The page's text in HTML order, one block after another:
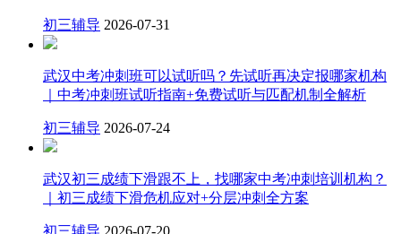
初三辅导 2026-07-31
武汉中考冲刺班可以试听吗？先试听再决定报哪家机构
｜中考冲刺班试听指南+免费试听与匹配机制全解析
初三辅导 2026-07-24
武汉初三成绩下滑跟不上，找哪家中考冲刺培训机构？
｜初三成绩下滑危机应对+分层冲刺全方案
初三辅导 2026-07-20